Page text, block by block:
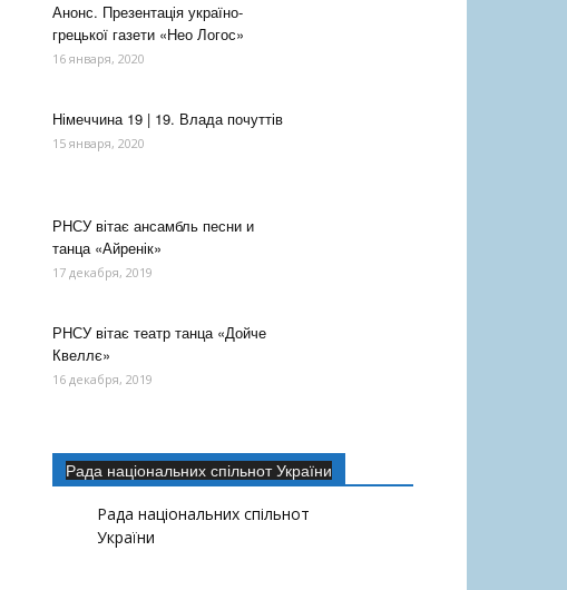
Анонс. Презентація україно-
грецької газети «Нео Логос»
16 января, 2020
Німеччина 19 | 19. Влада почуттів
15 января, 2020
РНСУ вітає ансамбль песни и
танца «Айренік»
17 декабря, 2019
РНСУ вітає театр танца «Дойче
Квеллє»
16 декабря, 2019
Рада національних спільнот України
Рада національних спільнот
України